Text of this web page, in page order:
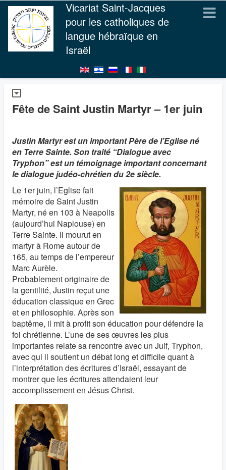
Vicariat Saint-Jacques
pour les catholiques de
langue hébraïque en
Israël
Fête de Saint Justin Martyr – 1er juin
Justin Martyr est un important Père de l’Eglise né
en Terre Sainte. Son traité “Dialogue avec
Tryphon” est un témoignage important concernant
le dialogue judéo-chrétien du 2e siècle.
Le 1er juin, l’Eglise fait
mémoire de Saint Justin
Martyr, né en 103 à Neapolis
(aujourd’hui Naplouse) en
Terre Sainte. Il mourut en
martyr à Rome autour de
165, au temps de l’empereur
Marc Aurèle.
Probablement originaire de
la gentilité, Justin reçut une
éducation classique en Grec
et en philosophie. Après son
baptême, il mit à profit son éducation pour défendre la
foi chrétienne. L’une de ses œuvres les plus
importantes relate sa rencontre avec un Juif, Tryphon,
avec qui il soutient un débat long et difficile quant à
l’interprétation des écritures d’Israël, essayant de
montrer que les écritures attendaient leur
accomplissement en Jésus Christ.